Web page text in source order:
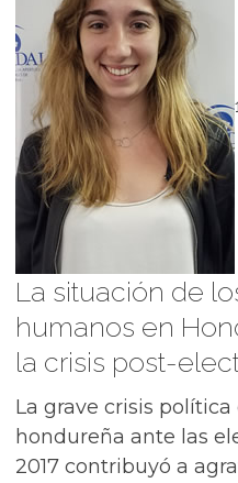
La situación de
humanos en
la crisis post-
La grave crisis política
hondureña ante las
2017 contribuyó a